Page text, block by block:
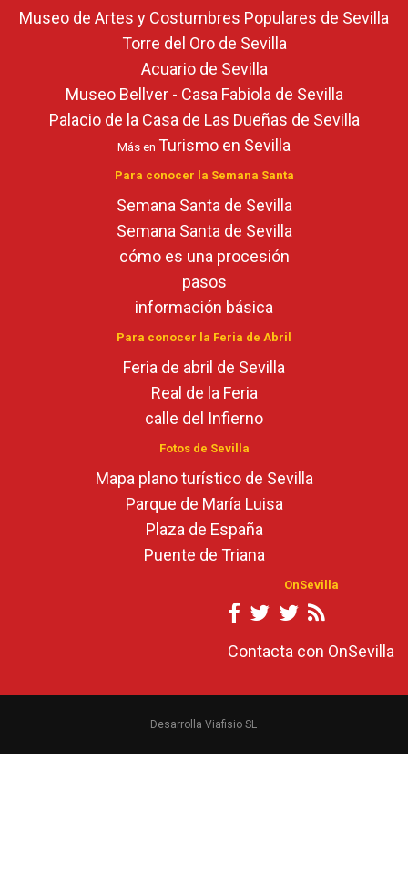
Museo de Artes y Costumbres Populares de Sevilla
Torre del Oro de Sevilla
Acuario de Sevilla
Museo Bellver - Casa Fabiola de Sevilla
Palacio de la Casa de Las Dueñas de Sevilla
Más en Turismo en Sevilla
Para conocer la Semana Santa
Semana Santa de Sevilla
Semana Santa de Sevilla
cómo es una procesión
pasos
información básica
Para conocer la Feria de Abril
Feria de abril de Sevilla
Real de la Feria
calle del Infierno
Fotos de Sevilla
Mapa plano turístico de Sevilla
Parque de María Luisa
Plaza de España
Puente de Triana
OnSevilla
Contacta con OnSevilla
Desarrolla Viafisio SL